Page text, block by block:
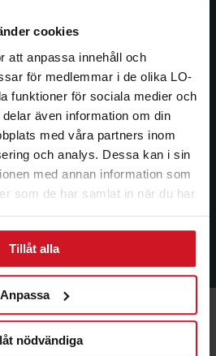
cookies
att anpassa innehåll och
för medlemmar i de olika LO-
funktioner för sociala medier och
även information om din
med våra partners inom
och analys. Dessa kan i sin
med annan information som
som de har samlat in när du har
Tillåt alla
Anpassa
nödvändiga